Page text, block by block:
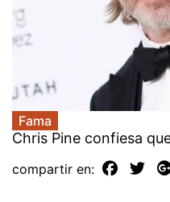
Fama
Chris Pine confiesa
compartir en: